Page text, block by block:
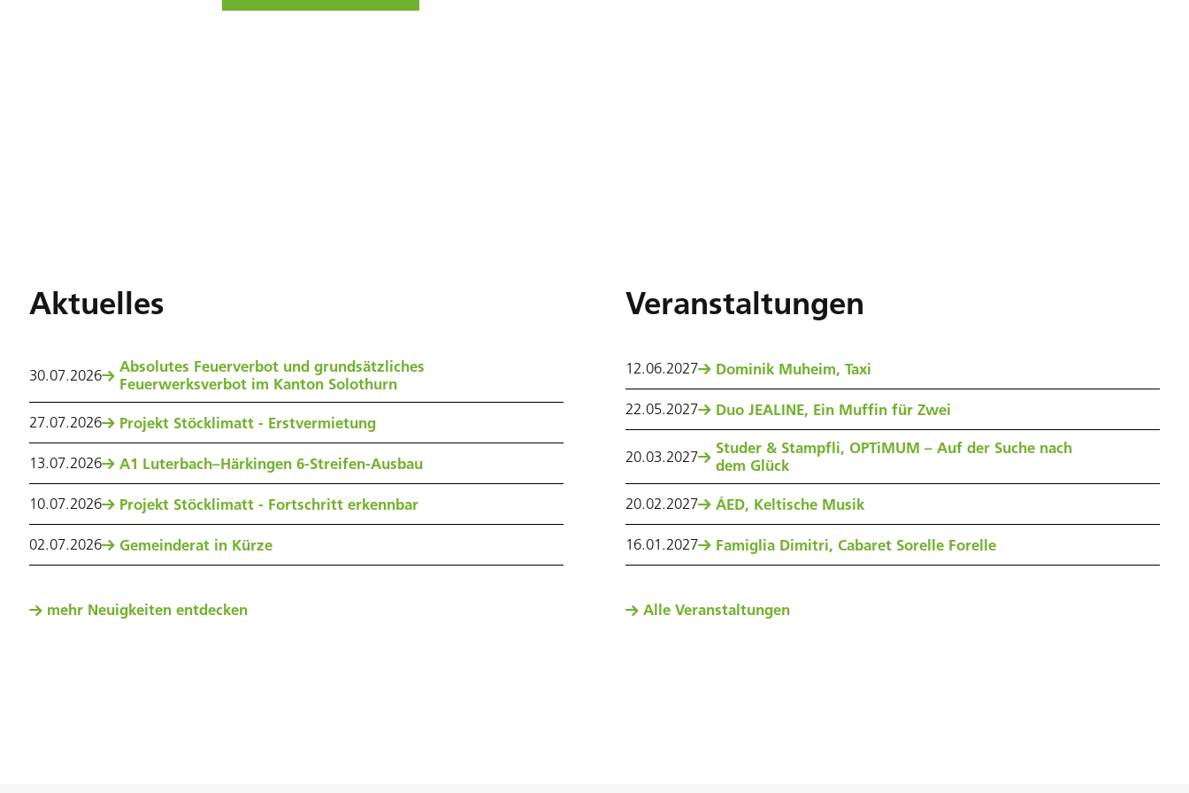
Aktuelles
30.07.2026
Absolutes Feuerverbot und grundsätzliches
Feuerwerksverbot im Kanton Solothurn
27.07.2026 Projekt Stöcklimatt - Erstvermietung
13.07.2026 A1 Luterbach–Härkingen 6-Streifen-Ausbau
10.07.2026 Projekt Stöcklimatt - Fortschritt erkennbar
02.07.2026 Gemeinderat in Kürze
mehr Neuigkeiten entdecken
Veranstaltungen
12.06.2027 Dominik Muheim, Taxi
22.05.2027 Duo JEALINE, Ein Muffin für Zwei
20.03.2027
Studer & Stampfli, OPTiMUM – Auf der Suche nach
dem Glück
20.02.2027 ÁED, Keltische Musik
16.01 .2027 Famiglia Dimitri, Cabaret Sorelle Forelle
Alle Veranstaltungen